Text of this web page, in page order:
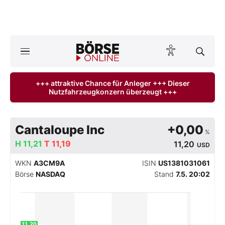
Anlageprodukte
Abo & Shop
BO-Musterdepots
Experten
Mein B:O
+++ attraktive Chance für Anleger +++ Dieser
Nutzfahrzeugkonzern überzeugt +++
Cantaloupe Inc +0,00 %
11,20 USD
H 11,21 T 11,19
WKN A3CM9A ISIN US1381031061
Börse NASDAQ Stand 7.5. 20:02